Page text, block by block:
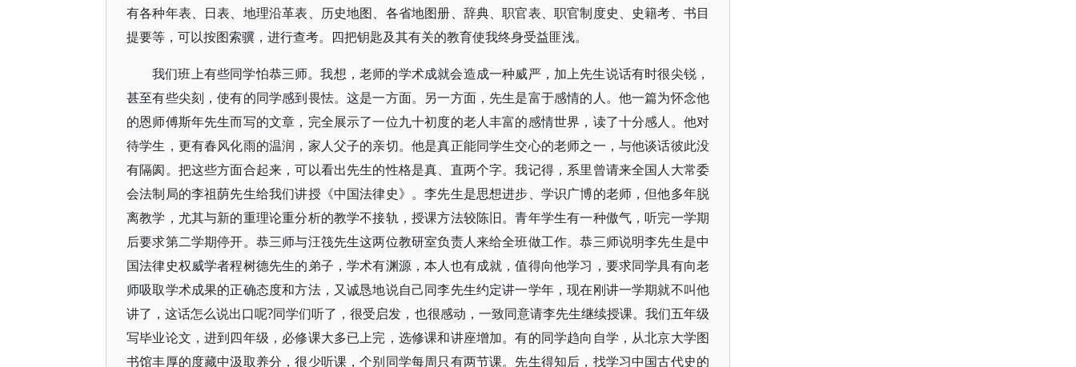
有各种年表、日表、地理沿革表、历史地图、各省地图册、辞典、职官表、职官制度史、史籍考、书目
提要等，可以按图索骥，进行查考。四把钥匙及其有关的教育使我终身受益匪浅。
我们班上有些同学怕恭三师。我想，老师的学术成就会造成一种威严，加上先生说话有时很尖锐，
甚至有些尖刻，使有的同学感到畏怯。这是一方面。另一方面，先生是富于感情的人。他一篇为怀念他
的恩师傅斯年先生而写的文章，完全展示了一位九十初度的老人丰富的感情世界，读了十分感人。他对
待学生，更有春风化雨的温润，家人父子的亲切。他是真正能同学生交心的老师之一，与他谈话彼此没
有隔阂。把这些方面合起来，可以看出先生的性格是真、直两个字。我记得，系里曾请来全国人大常委
会法制局的李祖荫先生给我们讲授《中国法律史》。李先生是思想进步、学识广博的老师，但他多年脱
离教学，尤其与新的重理论重分析的教学不接轨，授课方法较陈旧。青年学生有一种傲气，听完一学期
后要求第二学期停开。恭三师与汪筏先生这两位教研室负责人来给全班做工作。恭三师说明李先生是中
国法律史权威学者程树德先生的弟子，学术有渊源，本人也有成就，值得向他学习，要求同学具有向老
师吸取学术成果的正确态度和方法，又诚恳地说自己同李先生约定讲一学年，现在刚讲一学期就不叫他
讲了，这话怎么说出口呢?同学们听了，很受启发，也很感动，一致同意请李先生继续授课。我们五年级
写毕业论文，进到四年级，必修课大多已上完，选修课和讲座增加。有的同学趋向自学，从北京大学图
书馆丰厚的度藏中汲取养分，很少听课，个别同学每周只有两节课。先生得知后，找学习中国古代史的